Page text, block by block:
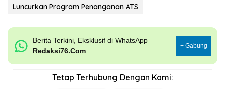
Luncurkan Program Penanganan ATS
Berita Terkini, Eksklusif di WhatsApp
Redaksi76.Com
+ Gabung
Tetap Terhubung Dengan Kami: